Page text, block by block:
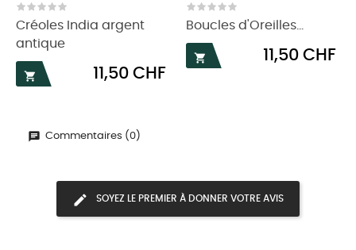
Créoles India argent
antique

Prix
11,50 CHF
Boucles d'Oreilles...

Prix
11,50 CHF
‹
Commentaires (0)
SOYEZ LE PREMIER À DONNER VOTRE AVIS